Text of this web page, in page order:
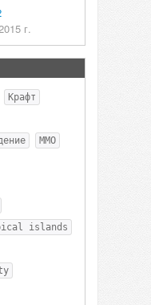
г.
Крафт
MMO
islands